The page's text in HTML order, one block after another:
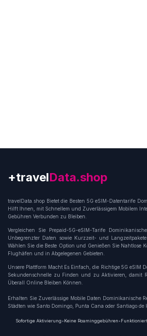
+travelConnection
travelData.shop Bietet die Besten 5G eSIM-Datentarife
Hilft Ihnen, mit Schnellem und Zuverlässigem Mobilem
Gebühren Verbunden zu Bleiben.
Vergleichen Sie Prepaid-5G-eSIM-Tarife
Unbegrenzter Daten sowie Kurzzeit- und
Wählen Sie die Beste Option und Genießen Sie Nahtlose
Flughäfen und in Abgelegenen Gebieten.
Unsere Plattform Macht Es Einfach, die Richtige 5G eSIM
Sekundenschnelle zu Finden und zu Aktivieren, damit
Überall Online Bleiben Können.
Erhalten Sie Zuverlässige Mobile Daten Dominikanische
Städten wie Santo Domingo, Punta Cana oder Santiago de
Sofortige Aktivierung•Keine Roaminggebühren•